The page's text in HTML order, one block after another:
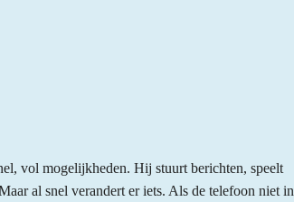
vol mogelijkheden. Hij stuurt berichten, speelt
al snel verandert er iets. Als de telefoon niet in